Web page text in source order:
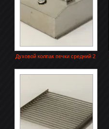
Духовой колпак печки средний 2